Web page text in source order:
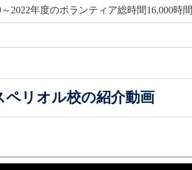
～2022年度のボランティア総時間16,000時間
リオル校の紹介動画